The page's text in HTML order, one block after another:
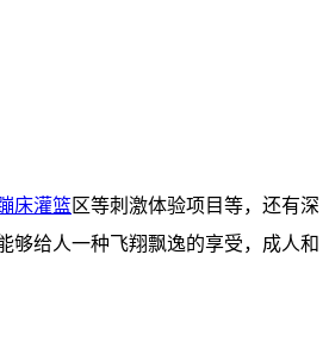
床灌篮 区等刺激体验项目等，还有深
够给人一种飞翔飘逸的享受，成人和